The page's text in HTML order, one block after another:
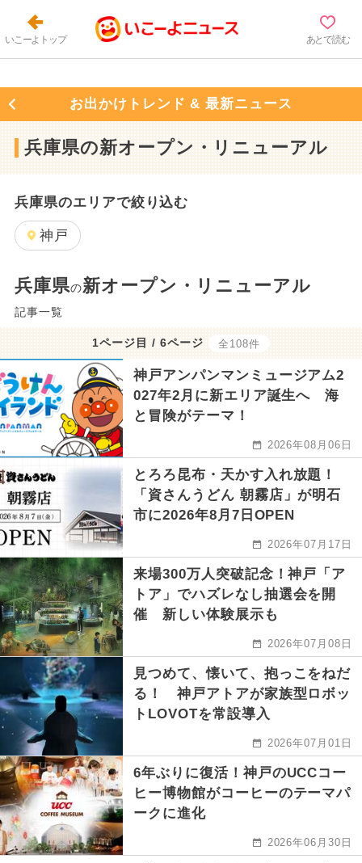
いこーよトップ あとで読む
お出かけトレンド & 最新ニュース
兵庫県の新オープン・リニューアル
兵庫県のエリアで絞り込む
神戸
兵庫県の新オープン・リニューアル
記事一覧
1ページ目 / 6ページ 全108件
神戸アンパンマンミュージアム2
027年2月に新エリア誕生へ 海
と冒険がテーマ！
2026年08月06日
とろろ昆布・天かす入れ放題！
「資さんうどん 朝霧店」が明石
市に2026年8月7日OPEN
2026年07月17日
来場300万人突破記念！神戸「ア
トア」でハズレなし抽選会を開
催 新しい体験展示も
2026年07月08日
見つめて、懐いて、抱っこをねだ
る！ 神戸アトアが家族型ロボッ
トLOVOTを常設導入
2026年07月01日
6年ぶりに復活！神戸のUCCコー
ヒー博物館がコーヒーのテーマパ
ークに進化
2026年06月30日